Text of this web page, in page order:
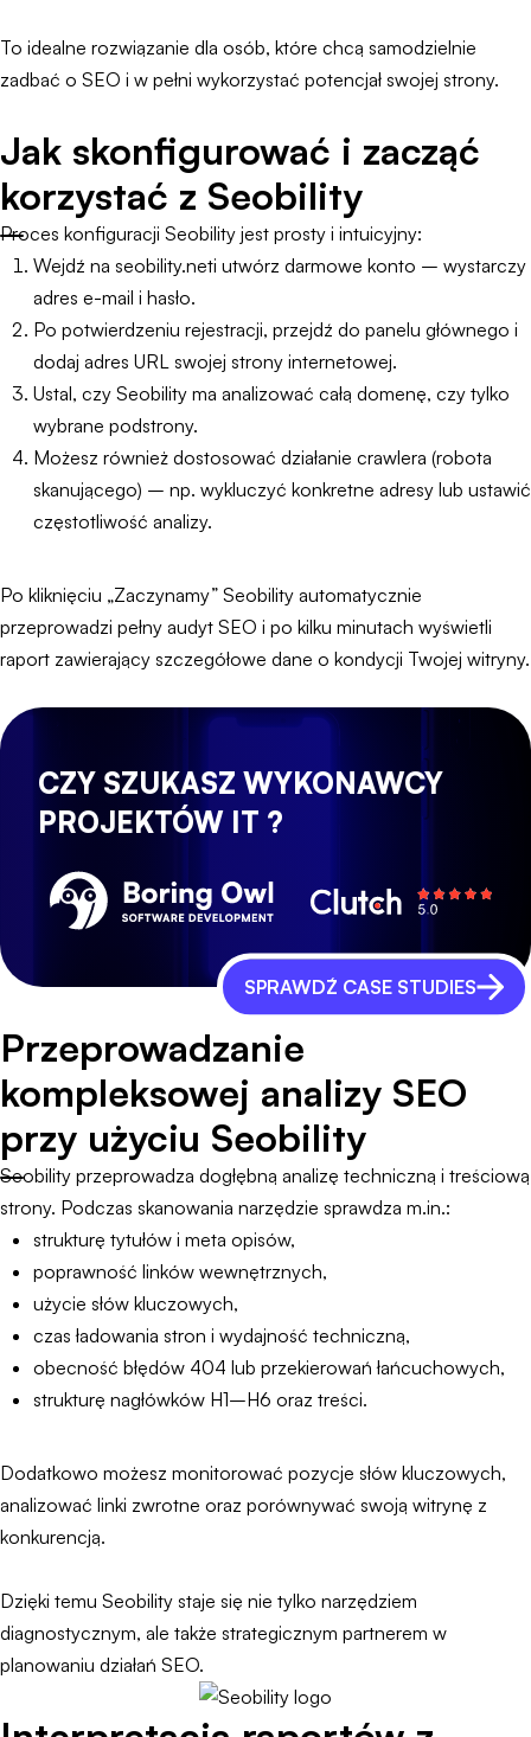
To idealne rozwiązanie dla osób, które chcą samodzielnie
zadbać o SEO i w pełni wykorzystać potencjał swojej strony.
Jak skonfigurować i zacząć
korzystać z Seobility
Proces konfiguracji Seobility jest prosty i intuicyjny:
Wejdź na seobility.neti utwórz darmowe konto – wystarczy
adres e-mail i hasło.
Po potwierdzeniu rejestracji, przejdź do panelu głównego i
dodaj adres URL swojej strony internetowej.
Ustal, czy Seobility ma analizować całą domenę, czy tylko
wybrane podstrony.
Możesz również dostosować działanie crawlera (robota
skanującego) – np. wykluczyć konkretne adresy lub ustawić
częstotliwość analizy.
Po kliknięciu „Zaczynamy” Seobility automatycznie
przeprowadzi pełny audyt SEO i po kilku minutach wyświetli
raport zawierający szczegółowe dane o kondycji Twojej witryny.
CZY SZUKASZ WYKONAWCY
PROJEKTÓW IT ?
SPRAWDŹ CASE STUDIES
Przeprowadzanie
kompleksowej analizy SEO
przy użyciu Seobility
Seobility przeprowadza dogłębną analizę techniczną i treściową
strony. Podczas skanowania narzędzie sprawdza m.in.:
strukturę tytułów i meta opisów,
poprawność linków wewnętrznych,
użycie słów kluczowych,
czas ładowania stron i wydajność techniczną,
obecność błędów 404 lub przekierowań łańcuchowych,
strukturę nagłówków H1–H6 oraz treści.
Dodatkowo możesz monitorować pozycje słów kluczowych,
analizować linki zwrotne oraz porównywać swoją witrynę z
konkurencją.
Dzięki temu Seobility staje się nie tylko narzędziem
diagnostycznym, ale także strategicznym partnerem w
planowaniu działań SEO.